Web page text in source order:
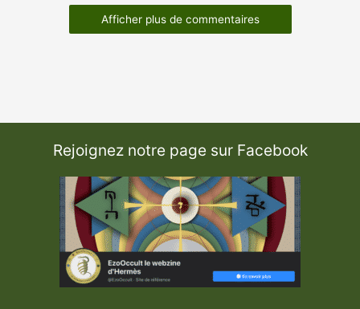
Afficher plus de commentaires
Rejoignez notre page sur Facebook